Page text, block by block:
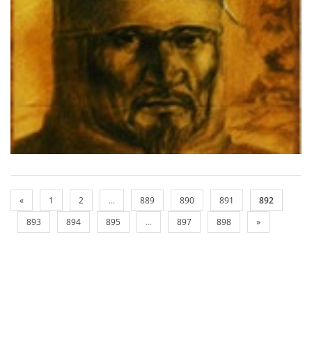
« 1 2 ... 889 890 891
892
893
894 895 ... 897 898 »